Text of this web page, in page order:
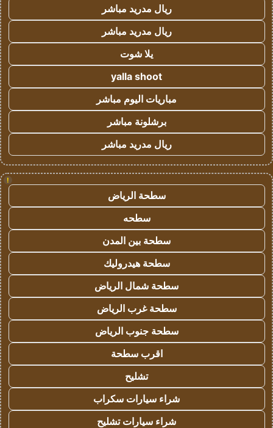
ريال مدريد مباشر
ريال مدريد مباشر
يلا شوت
yalla shoot
مباريات اليوم مباشر
برشلونة مباشر
ريال مدريد مباشر
!
سطحة الرياض
سطحه
سطحة بين المدن
سطحة هيدروليك
سطحة شمال الرياض
سطحة غرب الرياض
سطحة جنوب الرياض
اقرب سطحة
تشليح
شراء سيارات سكراب
شراء سيارات تشليح